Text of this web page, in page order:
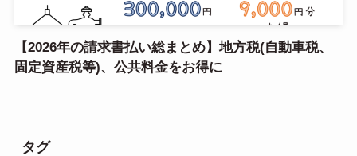
【2026年の請求書払い総まとめ】地方税(自動車税、
固定資産税等)、公共料金をお得に
タグ